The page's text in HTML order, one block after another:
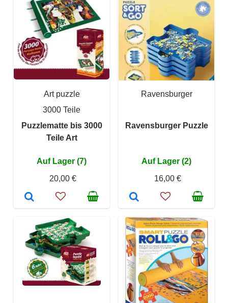
Art puzzle
3000 Teile
Puzzlematte bis 3000
Teile Art
Auf Lager (7)
20,00 €
Ravensburger
Ravensburger Puzzle
Auf Lager (2)
16,00 €